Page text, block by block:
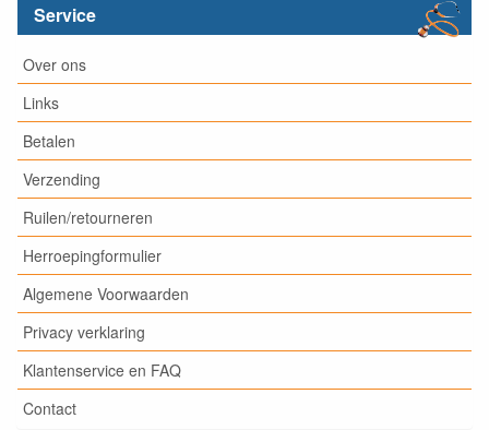
Service
Over ons
Links
Betalen
Verzending
Ruilen/retourneren
Herroepingformulier
Algemene Voorwaarden
Privacy verklaring
Klantenservice en FAQ
Contact